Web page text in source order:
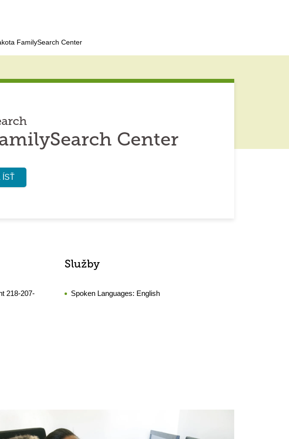
FamilySearch Center
Center
ÍSŤ
218-207-
Služby
Spoken Languages: English